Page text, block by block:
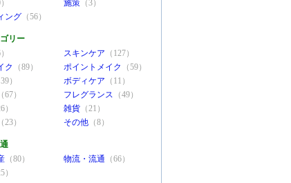
施策 （3）
ング （56）
リー
スキンケア （127）
ク
（89） ポイントメイク
（59）
39） ボディケア （11）
（67） フレグランス （49）
） 雑貨 （21）
（23） その他 （8）
（80） 物流・流通 （66）
）